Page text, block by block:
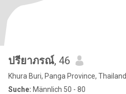
ปรียาภรณ์, 46
Khura Buri, Panga Province, Thailand
Suche: Männlich 50 - 80